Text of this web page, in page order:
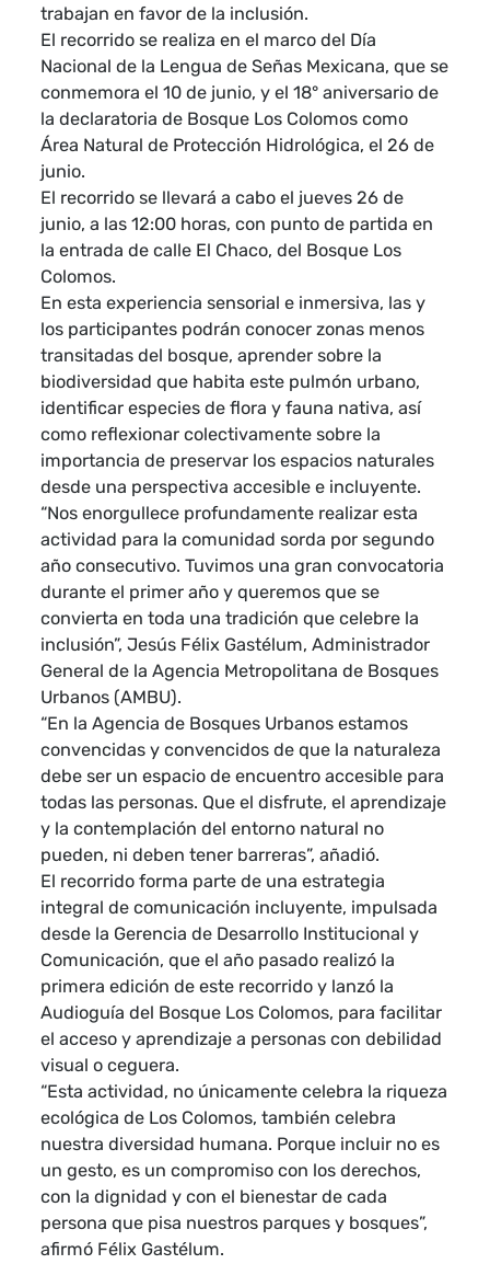
trabajan en favor de la inclusión.
El recorrido se realiza en el marco del Día
Nacional de la Lengua de Señas Mexicana, que se
conmemora el 10 de junio, y el 18° aniversario de
la declaratoria de Bosque Los Colomos como
Área Natural de Protección Hidrológica, el 26 de
junio.
El recorrido se llevará a cabo el jueves 26 de
junio, a las 12:00 horas, con punto de partida en
la entrada de calle El Chaco, del Bosque Los
Colomos.
En esta experiencia sensorial e inmersiva, las y
los participantes podrán conocer zonas menos
transitadas del bosque, aprender sobre la
biodiversidad que habita este pulmón urbano,
identificar especies de flora y fauna nativa, así
como reflexionar colectivamente sobre la
importancia de preservar los espacios naturales
desde una perspectiva accesible e incluyente.
“Nos enorgullece profundamente realizar esta
actividad para la comunidad sorda por segundo
año consecutivo. Tuvimos una gran convocatoria
durante el primer año y queremos que se
convierta en toda una tradición que celebre la
inclusión”, Jesús Félix Gastélum, Administrador
General de la Agencia Metropolitana de Bosques
Urbanos (AMBU).
“En la Agencia de Bosques Urbanos estamos
convencidas y convencidos de que la naturaleza
debe ser un espacio de encuentro accesible para
todas las personas. Que el disfrute, el aprendizaje
y la contemplación del entorno natural no
pueden, ni deben tener barreras”, añadió.
El recorrido forma parte de una estrategia
integral de comunicación incluyente, impulsada
desde la Gerencia de Desarrollo Institucional y
Comunicación, que el año pasado realizó la
primera edición de este recorrido y lanzó la
Audioguía del Bosque Los Colomos, para facilitar
el acceso y aprendizaje a personas con debilidad
visual o ceguera.
“Esta actividad, no únicamente celebra la riqueza
ecológica de Los Colomos, también celebra
nuestra diversidad humana. Porque incluir no es
un gesto, es un compromiso con los derechos,
con la dignidad y con el bienestar de cada
persona que pisa nuestros parques y bosques”,
afirmó Félix Gastélum.